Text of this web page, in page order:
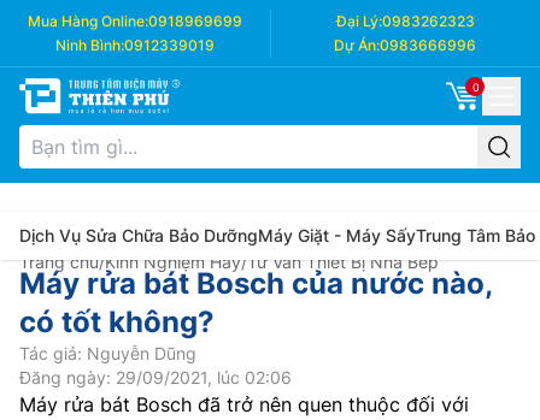
Mua Hàng Online:0918969699 Đại Lý:0983262323
Ninh Bình:0912339019 Dự Án:0983666996
0
Dịch Vụ Sửa Chữa Bảo DưỡngMáy Giặt - Máy SấyTrung Tâm Bảo
Trang chủ/Kinh Nghiệm Hay/Tư Vấn Thiết Bị Nhà Bếp
Máy rửa bát Bosch của nước nào,
có tốt không?
Tác giả: Nguyễn Dũng
Đăng ngày: 29/09/2021, lúc 02:06
Máy rửa bát Bosch đã trở nên quen thuộc đối với